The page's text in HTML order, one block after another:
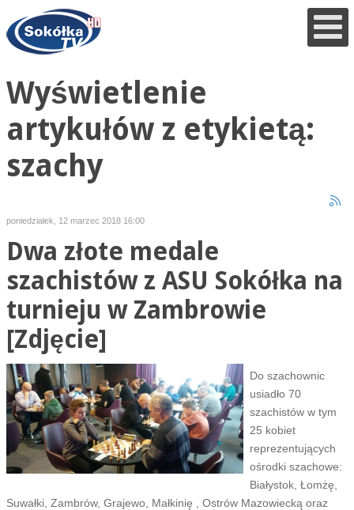
Wyświetlenie
artykułów z etykietą:
szachy
poniedziałek, 12 marzec 2018 16:00
Dwa złote medale
szachistów z ASU Sokółka na
turnieju w Zambrowie
[Zdjęcie]
Do szachownic
usiadło 70
szachistów w tym
25 kobiet
reprezentujących
ośrodki szachowe:
Białystok, Łomżę,
Suwałki, Zambrów, Grajewo, Małkinię , Ostrów Mazowiecką oraz